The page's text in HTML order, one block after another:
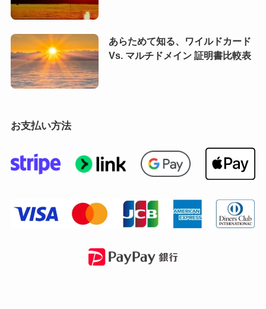
あらためて知る、ワイルドカード
Vs. マルチドメイン 証明書比較表
お支払い方法